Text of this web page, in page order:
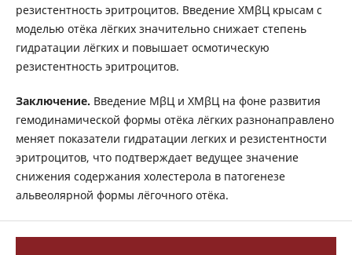
резистентность эритроцитов. Введение ХМβЦ крысам с
моделью отёка лёгких значительно снижает степень
гидратации лёгких и повышает осмотическую
резистентность эритроцитов.
Заключение. Введение МβЦ и ХМβЦ на фоне развития
гемодинамической формы отёка лёгких разнонаправлено
меняет показатели гидратации легких и резистентности
эритроцитов, что подтверждает ведущее значение
снижения содержания холестерола в патогенезе
альвеолярной формы лёгочного отёка.